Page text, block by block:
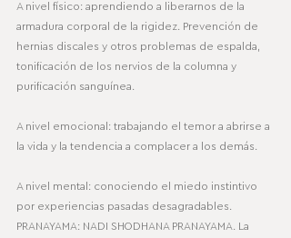
A nivel físico: aprendiendo a liberarnos de la
armadura corporal de la rigidez. Prevención de
hernias discales y otros problemas de espalda,
tonificación de los nervios de la columna y
purificación sanguínea.
A nivel emocional: trabajando el temor a abrirse a
la vida y la tendencia a complacer a los demás.
A nivel mental: conociendo el miedo instintivo
por experiencias pasadas desagradables.
PRANAYAMA: NADI SHODHANA PRANAYAMA. La